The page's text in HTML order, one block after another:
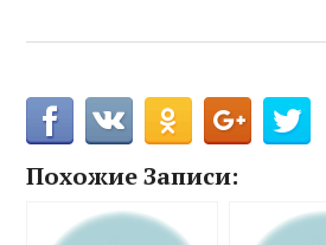
Похожие Записи: